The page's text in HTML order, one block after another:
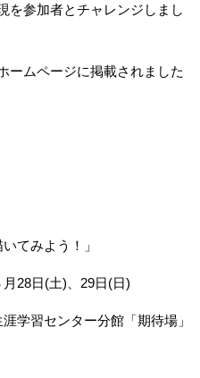
参加者とチャレンジしまし
ムページに掲載されました
みよう！」
日(土)、29日(日)
センター分館「期待場」